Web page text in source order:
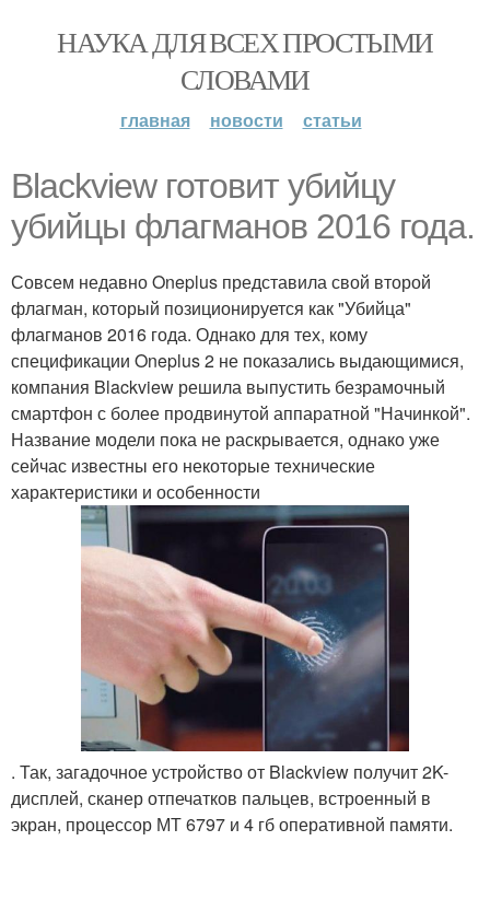
НАУКА ДЛЯ ВСЕХ ПРОСТЫМИ
СЛОВАМИ
главная новости статьи
Blackview готовит убийцу
убийцы флагманов 2016 года.
Совсем недавно Oneplus представила свой второй
флагман, который позиционируется как "Убийца"
флагманов 2016 года. Однако для тех, кому
спецификации Oneplus 2 не показались выдающимися,
компания Blackview решила выпустить безрамочный
смартфон с более продвинутой аппаратной "Начинкой".
Название модели пока не раскрывается, однако уже
сейчас известны его некоторые технические
характеристики и особенности
. Так, загадочное устройство от Blackview получит 2K-
дисплей, сканер отпечатков пальцев, встроенный в
экран, процессор МТ 6797 и 4 гб оперативной памяти.